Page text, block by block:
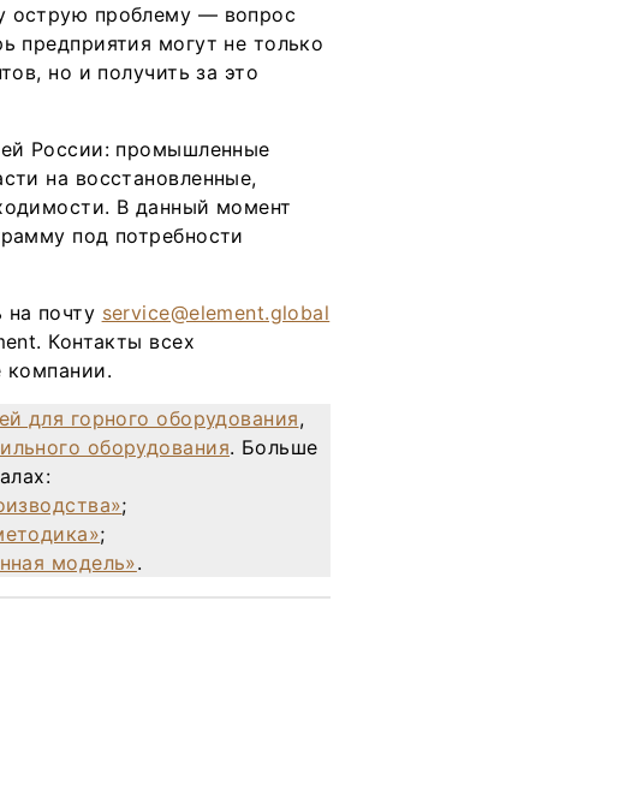
острую проблему — вопрос
предприятия могут не только
но и получить за это
России: промышленные
на восстановленные,
В данный момент
под потребности
почту service@element.global
Контакты всех
компании.
для горного оборудования,
оборудования. Больше
;
;
модель».